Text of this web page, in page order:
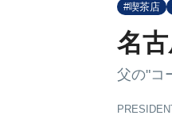
#喫茶店
名
父の"コ